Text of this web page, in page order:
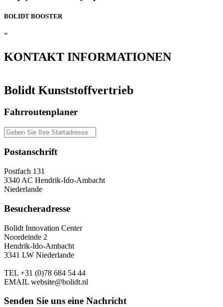
BOLIDT BOOSTER
”
KONTAKT INFORMATIONEN
Bolidt Kunststoffvertrieb
Fahrroutenplaner
Postanschrift
Postfach 131
3340 AC Hendrik-Ido-Ambacht
Niederlande
Besucheradresse
Bolidt Innovation Center
Noordeinde 2
Hendrik-Ido-Ambacht
3341 LW Niederlande
TEL +31 (0)78 684 54 44
EMAIL website@bolidt.nl
Senden Sie uns eine Nachricht